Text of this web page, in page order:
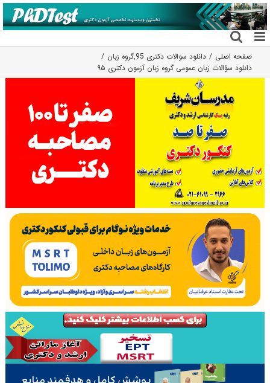
رفتن
به
محتوا
صفحه اصلی دانلود سوالات دکتری 95 ,گروه زبان
دانلود سؤالات زبان عمومی گروه زبان آزمون دکتری ۹۵